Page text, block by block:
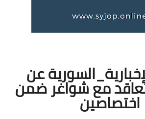
عن
مع شواغر ضمن
اختصاصين